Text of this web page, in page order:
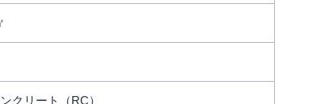
クリート（RC）